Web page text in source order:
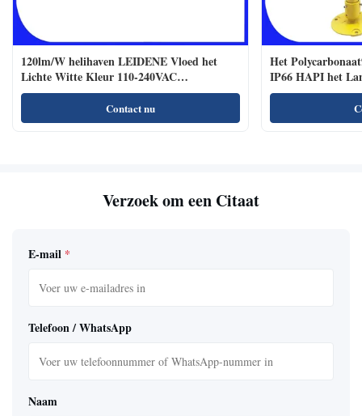
120lm/W helihaven LEIDENE Vloed het
Lichte Witte Kleur 110-240VAC
Regelmatige Branden
Contact nu
Het
IP66 HAPI het
Verzoek om een Citaat
E-mail *
Telefoon / WhatsApp
Naam